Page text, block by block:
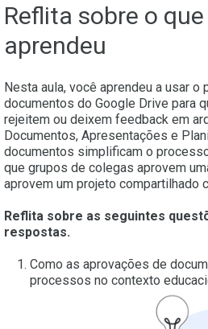
Reflita sobre o
aprendeu
Nesta aula, você aprendeu a usar
documentos do Google Drive para
rejeitem ou deixem feedback em
Documentos, Apresentações e
documentos simplificam o
que grupos de colegas aprovem
aprovem um projeto compartilhado
Reflita sobre as seguintes
respostas.
Como as aprovações de
processos no contexto